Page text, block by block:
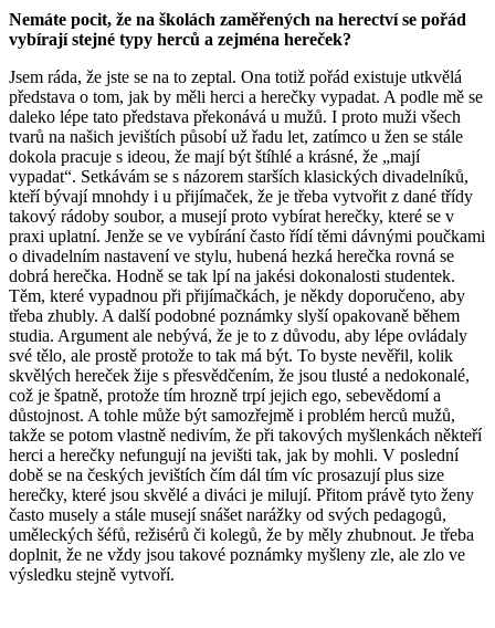
Nemáte pocit, že na školách zaměřených na herectví se pořád
vybírají stejné typy herců a zejména hereček?
Jsem ráda, že jste se na to zeptal. Ona totiž pořád existuje utkvělá
představa o tom, jak by měli herci a herečky vypadat. A podle mě se
daleko lépe tato představa překonává u mužů. I proto muži všech
tvarů na našich jevištích působí už řadu let, zatímco u žen se stále
dokola pracuje s ideou, že mají být štíhlé a krásné, že „mají
vypadat“. Setkávám se s názorem starších klasických divadelníků,
kteří bývají mnohdy i u přijímaček, že je třeba vytvořit z dané třídy
takový rádoby soubor, a musejí proto vybírat herečky, které se v
praxi uplatní. Jenže se ve vybírání často řídí těmi dávnými poučkami
o divadelním nastavení ve stylu, hubená hezká herečka rovná se
dobrá herečka. Hodně se tak lpí na jakési dokonalosti studentek.
Těm, které vypadnou při přijímačkách, je někdy doporučeno, aby
třeba zhubly. A další podobné poznámky slyší opakovaně během
studia. Argument ale nebývá, že je to z důvodu, aby lépe ovládaly
své tělo, ale prostě protože to tak má být. To byste nevěřil, kolik
skvělých hereček žije s přesvědčením, že jsou tlusté a nedokonalé,
což je špatně, protože tím hrozně trpí jejich ego, sebevědomí a
důstojnost. A tohle může být samozřejmě i problém herců mužů,
takže se potom vlastně nedivím, že při takových myšlenkách někteří
herci a herečky nefungují na jevišti tak, jak by mohli. V poslední
době se na českých jevištích čím dál tím víc prosazují plus size
herečky, které jsou skvělé a diváci je milují. Přitom právě tyto ženy
často musely a stále musejí snášet narážky od svých pedagogů,
uměleckých šéfů, režisérů či kolegů, že by měly zhubnout. Je třeba
doplnit, že ne vždy jsou takové poznámky myšleny zle, ale zlo ve
výsledku stejně vytvoří.